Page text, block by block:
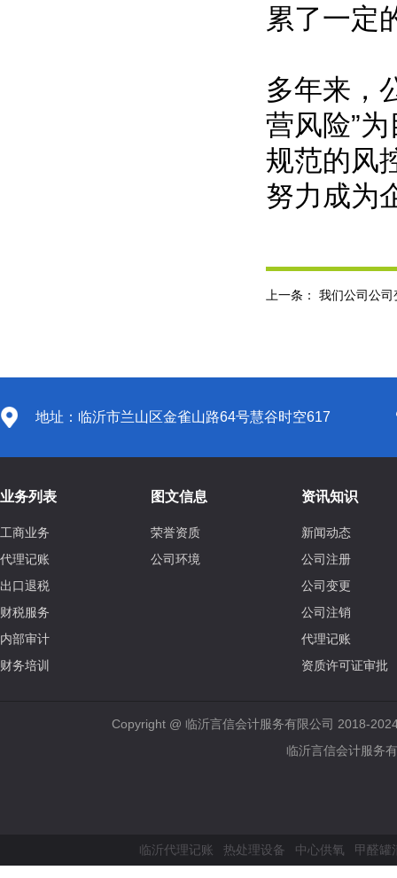
累了一定
多年来，
营风险”
规范的风
努力成为
上一条： 我们公司公
地址：临沂市兰山区金雀山路64号慧谷时空617
业务列表
工商业务
代理记账
出口退税
财税服务
内部审计
财务培训
图文信息
荣誉资质
公司环境
资讯知识
新闻动态
公司注册
公司变更
公司注销
代理记账
资质许可证审批
Copyright @ 临沂言信会计服务有限公司 2018-
临沂言信会计服务
临沂代理记账 热处理设备 中心供氧 甲醛罐